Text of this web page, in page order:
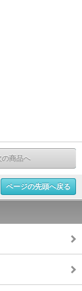
の商品へ
ページの先頭へ戻る